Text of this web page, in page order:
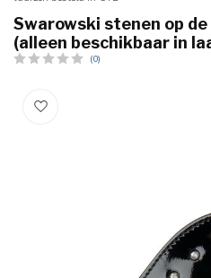
Swarowski stenen op
(alleen beschikbaar in
(0)